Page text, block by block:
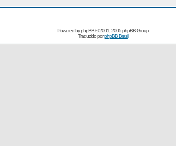
Powered byphpBB© 2001, 2005 phpBB Group
Traduzido porphpBB Brasil